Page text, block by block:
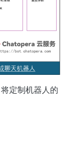
定制机器人的